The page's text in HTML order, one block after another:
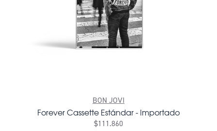
BON JOVI
Forever Cassette Estándar - Importado
$111.860